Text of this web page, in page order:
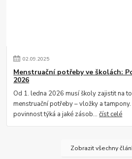
02.09.2025
Menstruační potřeby ve školách:
2026
Od 1. ledna 2026 musí školy zajistit na
menstruační potřeby – vložky a
povinnost týká a jaké zásob...číst celé
Zobrazit všechny